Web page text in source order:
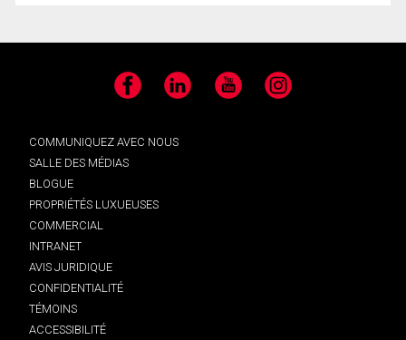
Facebook LinkedIn YouTube Instagram
COMMUNIQUEZ AVEC NOUS
SALLE DES MÉDIAS
BLOGUE
PROPRIÉTÉS LUXUEUSES
COMMERCIAL
INTRANET
AVIS JURIDIQUE
CONFIDENTIALITÉ
TÉMOINS
ACCESSIBILITÉ